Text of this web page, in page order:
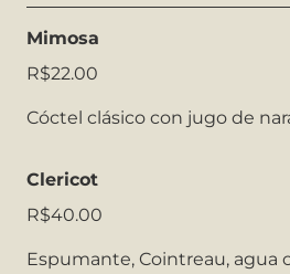
Mimosa
R$22.00
Cóctel clásico con jugo de
Clericot
R$40.00
Espumante, Cointreau, agua